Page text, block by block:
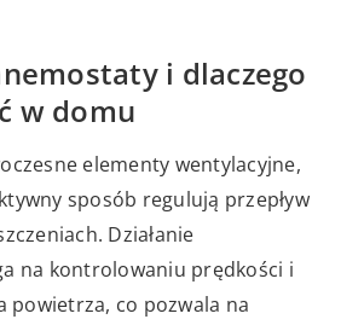
i dlaczego
w domu
elementy wentylacyjne,
sposób regulują przepływ
Działanie
na kontrolowaniu prędkości i
powietrza, co pozwala na